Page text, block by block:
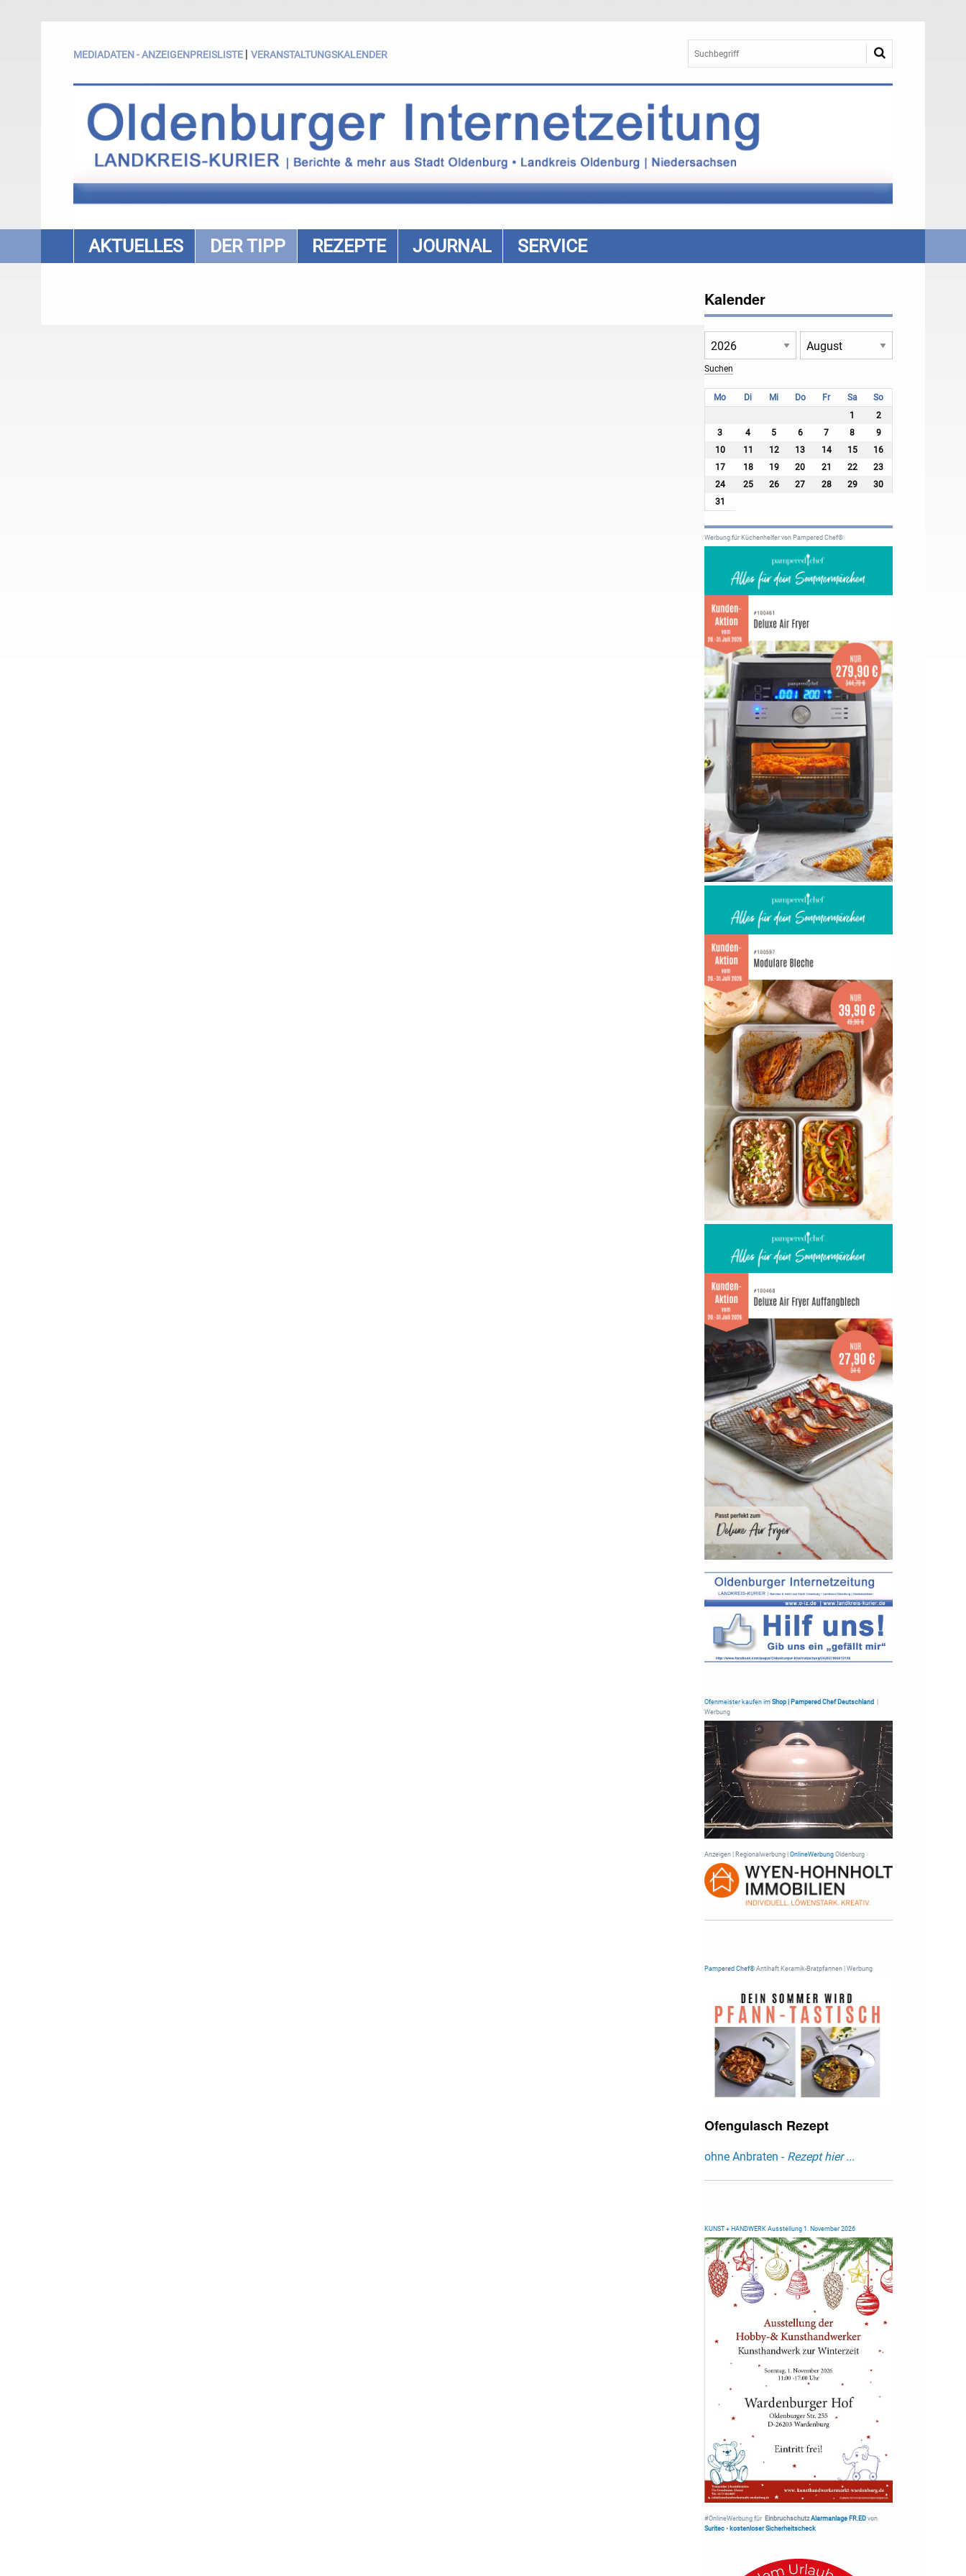
MEDIADATEN - ANZEIGENPREISLISTE | VERANSTALTUNGSKALENDER
AKTUELLES DER TIPP REZEPTE JOURNAL SERVICE
Kalender
Mo Di Mi Do Fr Sa
So
1
2
3
4 5 6 7 8
9
10
11 12 13 14 15
16
17
18 19 20 21 22
23
24
25 26 27 28 29
30
31
Werbung für Küchenhelfer von Pampered Chef®
Ofenmeister kaufen im Shop | Pampered Chef Deutschland
Werbung
Anzeigen | Regionalwerbung | OnlineWerbungOldenburg
Pampered Chef®Antihaft Keramik-Bratpfannen | Werbung
Ofengulasch Rezept
ohne Anbraten - Rezept hier ...
KUNST + HANDWERK Ausstellung 1. November 2026
#OnlineWerbung für Einbruchschutz Alarmanlage FR.ED von
Suritec• kostenloser Sicherheitscheck